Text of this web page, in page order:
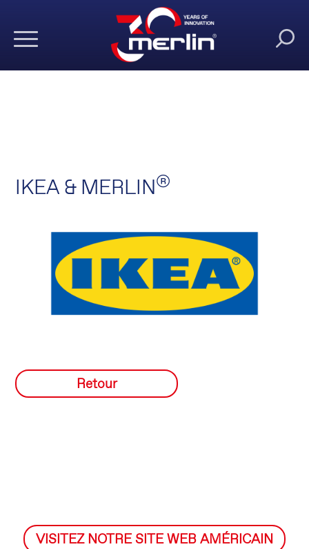
IKEA & MERLIN®
Retour
VISITEZ NOTRE SITE WEB AMÉRICAIN